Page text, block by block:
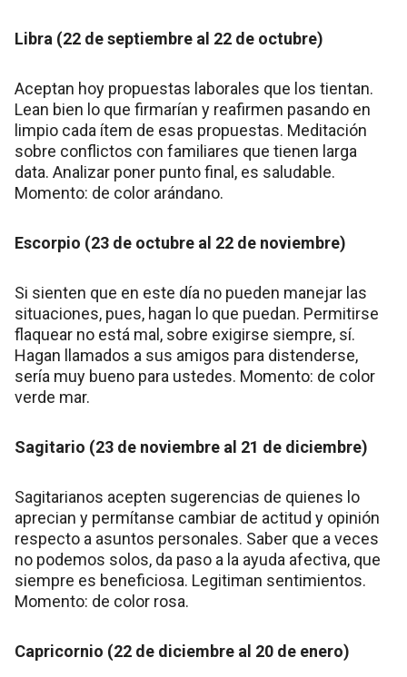
Libra (22 de septiembre al 22 de octubre)
Aceptan hoy propuestas laborales que los tientan.
Lean bien lo que firmarían y reafirmen pasando en
limpio cada ítem de esas propuestas. Meditación
sobre conflictos con familiares que tienen larga
data. Analizar poner punto final, es saludable.
Momento: de color arándano.
Escorpio (23 de octubre al 22 de noviembre)
Si sienten que en este día no pueden manejar las
situaciones, pues, hagan lo que puedan. Permitirse
flaquear no está mal, sobre exigirse siempre, sí.
Hagan llamados a sus amigos para distenderse,
sería muy bueno para ustedes. Momento: de color
verde mar.
Sagitario (23 de noviembre al 21 de diciembre)
Sagitarianos acepten sugerencias de quienes lo
aprecian y permítanse cambiar de actitud y opinión
respecto a asuntos personales. Saber que a veces
no podemos solos, da paso a la ayuda afectiva, que
siempre es beneficiosa. Legitiman sentimientos.
Momento: de color rosa.
Capricornio (22 de diciembre al 20 de enero)